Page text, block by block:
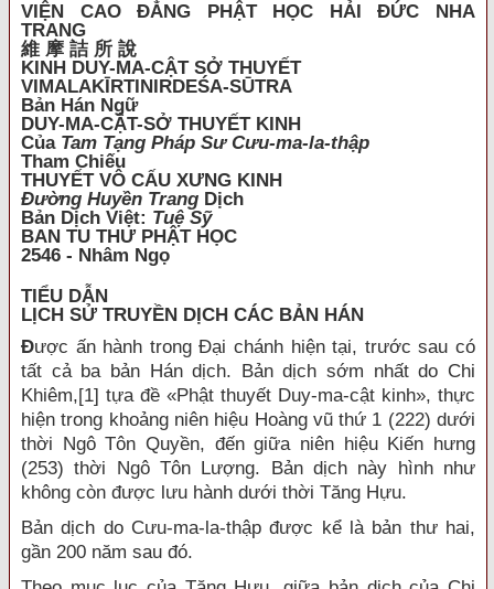
VIỆN CAO ĐẲNG PHẬT HỌC HẢI ĐỨC NHA
TRANG
維 摩 詰 所 說
KINH DUY-MA-CẬT SỞ THUYẾT
VIMALAKĪRTINIRDEŚA-SŪTRA
Bản Hán Ngữ
DUY-MA-CẬT-SỞ THUYẾT KINH
Của Tam Tạng Pháp Sư Cưu-ma-la-thập
Tham Chiếu
THUYẾT VÔ CẤU XƯNG KINH
Đường Huyền Trang Dịch
Bản Dịch Việt: Tuệ Sỹ
BAN TU THƯ PHẬT HỌC
2546 - Nhâm Ngọ
TIỂU DẪN
LỊCH SỬ TRUYỀN DỊCH CÁC BẢN HÁN
Được ấn hành trong Đại chánh hiện tại, trước sau có
tất cả ba bản Hán dịch. Bản dịch sớm nhất do Chi
Khiêm,[1] tựa đề «Phật thuyết Duy-ma-cật kinh», thực
hiện trong khoảng niên hiệu Hoàng vũ thứ 1 (222) dưới
thời Ngô Tôn Quyền, đến giữa niên hiệu Kiến hưng
(253) thời Ngô Tôn Lượng. Bản dịch này hình như
không còn được lưu hành dưới thời Tăng Hựu.
Bản dịch do Cưu-ma-la-thập được kể là bản thư hai,
gần 200 năm sau đó.